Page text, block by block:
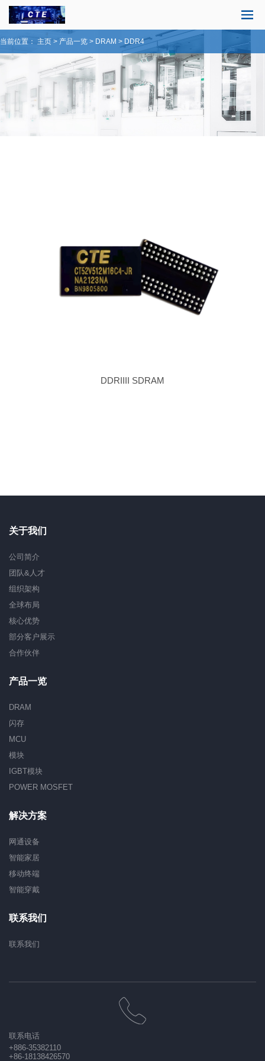
当前位置： 主页 > 产品一览 > DRAM > DDR4
DDRIIII SDRAM
关于我们
公司简介
团队&人才
组织架构
全球布局
核心优势
部分客户展示
合作伙伴
产品一览
DRAM
闪存
MCU
模块
IGBT模块
POWER MOSFET
解决方案
网通设备
智能家居
移动终端
智能穿戴
联系我们
联系我们
联系电话
+886-35382110
+86-18138426570